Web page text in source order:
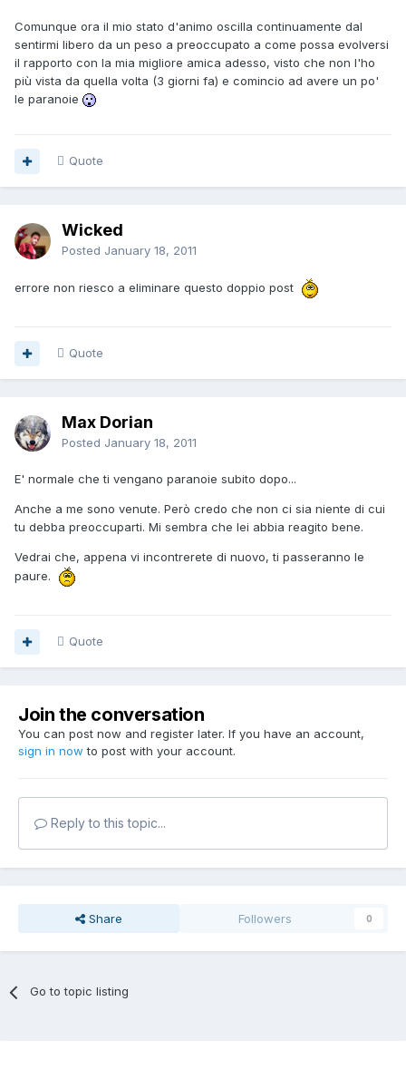
Comunque ora il mio stato d'animo oscilla continuamente dal
sentirmi libero da un peso a preoccupato a come possa evolversi
il rapporto con la mia migliore amica adesso, visto che non l'ho
più vista da quella volta (3 giorni fa) e comincio ad avere un po'
le paranoie
Quote
Wicked
Posted January 18, 2011
errore non riesco a eliminare questo doppio post
Quote
Max Dorian
Posted January 18, 2011
E' normale che ti vengano paranoie subito dopo...
Anche a me sono venute. Però credo che non ci sia niente di cui
tu debba preoccuparti. Mi sembra che lei abbia reagito bene.
Vedrai che, appena vi incontrerete di nuovo, ti passeranno le
paure.
Quote
Join the conversation
You can post now and register later. If you have an account,
sign in now to post with your account.
Reply to this topic...
Share Followers 0
Go to topic listing